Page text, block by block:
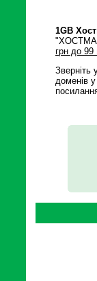
1GB
грн до 99
Зверніть
доменів